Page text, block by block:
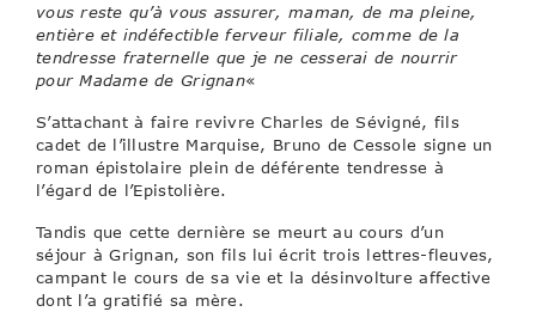
vous reste qu’à vous assurer, maman, de ma pleine,
entière et indéfectible ferveur filiale, comme de la
tendresse fraternelle que je ne cesserai de nourrir
pour Madame de Grignan«
S’attachant à faire revivre Charles de Sévigné, fils
cadet de l’illustre Marquise, Bruno de Cessole signe un
roman épistolaire plein de déférente tendresse à
l’égard de l’Epistolière.
Tandis que cette dernière se meurt au cours d’un
séjour à Grignan, son fils lui écrit trois lettres-fleuves,
campant le cours de sa vie et la désinvolture affective
dont l’a gratifié sa mère.